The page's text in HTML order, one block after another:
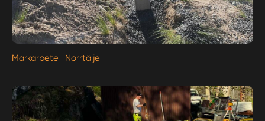
Markarbete i Norrtälje